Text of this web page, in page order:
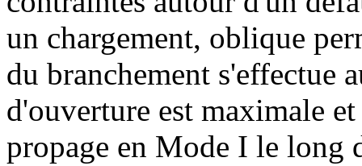
un chargement, oblique
du branchement s'effectue
d'ouverture est maximale
propage en Mode I le long